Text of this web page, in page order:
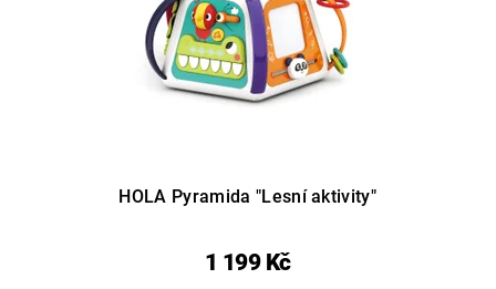
HOLA Pyramida "Lesní aktivity"
1 199 Kč